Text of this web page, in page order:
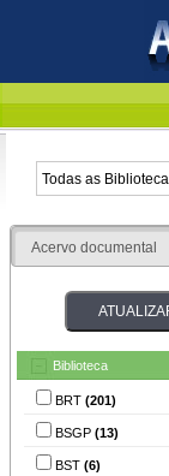
Acervo documental
Biblioteca
BRT (201)
BSGP (13)
BST (6)